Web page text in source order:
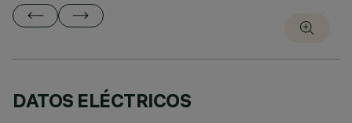
DATOS ELÉCTRICOS